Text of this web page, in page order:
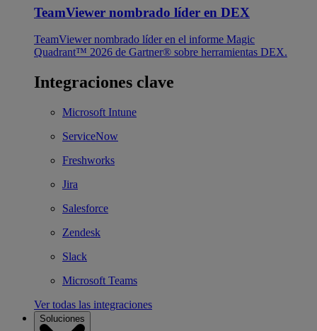
TeamViewer nombrado líder en DEX
TeamViewer nombrado líder en el informe Magic
Quadrant™ 2026 de Gartner® sobre herramientas DEX.
Integraciones clave
Microsoft Intune
ServiceNow
Freshworks
Jira
Salesforce
Zendesk
Slack
Microsoft Teams
Ver todas las integraciones
Soluciones